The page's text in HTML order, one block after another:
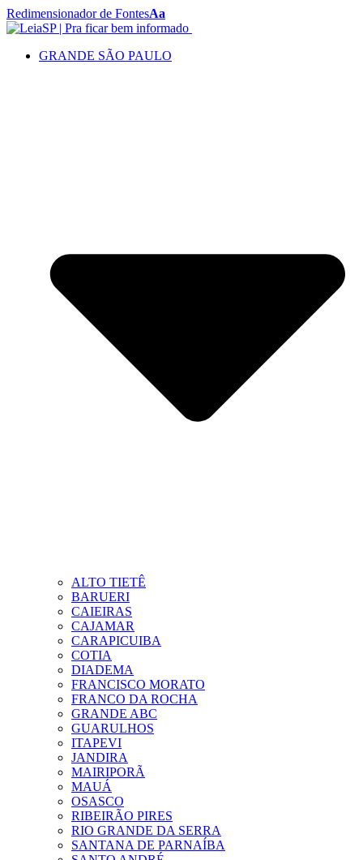
Redimensionador de FontesAa
GRANDE SÃO PAULO
ALTO TIETÊ
BARUERI
CAIEIRAS
CAJAMAR
CARAPICUIBA
COTIA
DIADEMA
FRANCISCO MORATO
FRANCO DA ROCHA
GRANDE ABC
GUARULHOS
ITAPEVI
JANDIRA
MAIRIPORÃ
MAUÁ
OSASCO
RIBEIRÃO PIRES
RIO GRANDE DA SERRA
SANTANA DE PARNAÍBA